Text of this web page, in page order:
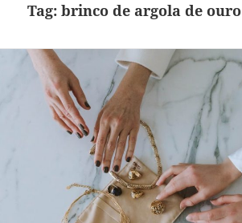
Tag:brinco de argola de ouro